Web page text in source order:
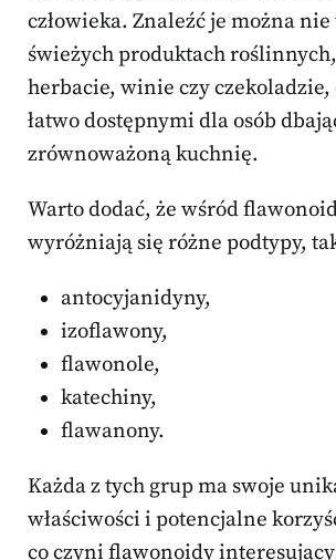
człowieka. Znaleźć je można
świeżych produktach
herbacie, winie czy czekoladzie,
łatwo dostępnymi dla osób
zrównoważoną kuchnię.
Warto dodać, że wśród
wyróżniają się różne podtypy,
antocyjanidyny,
izoflawony,
flawonole,
katechiny,
flawanony.
Każda z tych grup ma swoje
właściwości i potencjalne
co czyni flawonoidy